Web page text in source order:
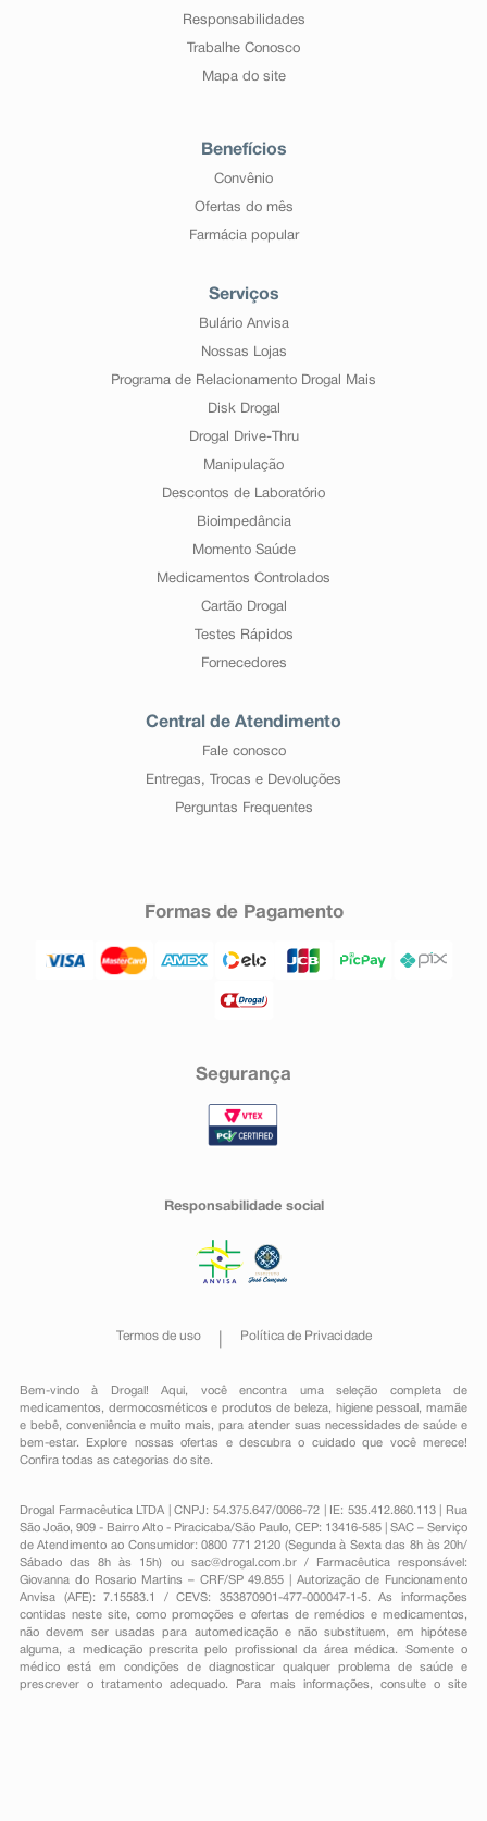
Responsabilidades
Trabalhe Conosco
Mapa do site
Benefícios
Convênio
Ofertas do mês
Farmácia popular
Serviços
Bulário Anvisa
Nossas Lojas
Programa de Relacionamento Drogal Mais
Disk Drogal
Drogal Drive-Thru
Manipulação
Descontos de Laboratório
Bioimpedância
Momento Saúde
Medicamentos Controlados
Cartão Drogal
Testes Rápidos
Fornecedores
Central de Atendimento
Fale conosco
Entregas, Trocas e Devoluções
Perguntas Frequentes
Formas de Pagamento
Segurança
Responsabilidade social
Termos de uso Política de Privacidade
Bem-vindo à Drogal! Aqui, você encontra uma seleção completa de
medicamentos , dermocosméticos e produtos de beleza, higiene pessoal ,mamãe
e bebê, conveniênciae muito mais, para atender suas necessidades de saúde e
bem-estar. Explore nossas ofertas e descubra o cuidado que você merece!
Confira todas as categorias do site.
Drogal Farmacêutica LTDA | CNPJ: 54.375.647/0066-72 | IE: 535.412.860.113 | Rua
São João, 909 - Bairro Alto - Piracicaba/São Paulo, CEP: 13416-585 | SAC – Serviço
de Atendimento ao Consumidor: 0800 771 2120 (Segunda à Sexta das 8h às 20h/
Sábado das 8h às 15h) ou sac@drogal.com.br/ Farmacêutica responsável:
Giovanna do Rosario Martins – CRF/SP 49.855 | Autorização de Funcionamento
Anvisa (AFE): 7.15583.1 / CEVS: 353870901-477-000047-1-5. As informações
contidas neste site, como promoções e ofertas de remédios e medicamentos,
não devem ser usadas para automedicação e não substituem, em hipótese
alguma, a medicação prescrita pelo profissional da área médica. Somente o
médico está em condições de diagnosticar qualquer problema de saúde e
prescrever o tratamento adequado. Para mais informações, consulte o site